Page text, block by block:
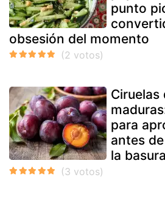
punto
obsesión del momento
Ciruelas
para
antes
la basura